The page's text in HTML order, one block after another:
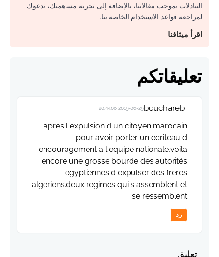
التبادلات بموجب مقالاتنا، بالإضافة إلى تجربة مساهمتك، ندعوك
لمراجعة قواعد الاستخدام الخاصة بنا.
اقرأ ميثاقنا
تعليقاتكم
bouchareb
2019-06-29 20:44:06
apres l expulsion d un citoyen marocain
pour avoir porter un ecriteau d
encouragement a l equipe nationale,voila
encore une grosse bourde des autorités
egyptiennes d expulser des freres
algeriens.deux regimes qui s assemblent et
se ressemblent.
رد
تعليق